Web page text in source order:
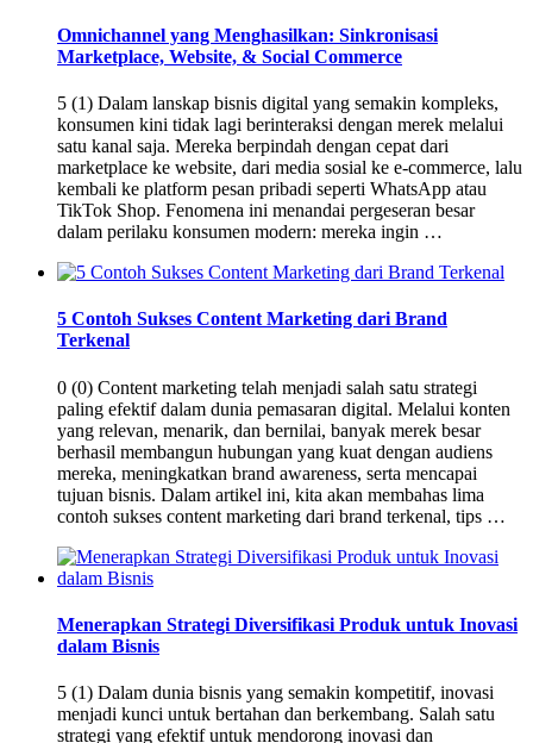
Omnichannel yang Menghasilkan: Sinkronisasi
Marketplace, Website, & Social Commerce
5 (1) Dalam lanskap bisnis digital yang semakin kompleks,
konsumen kini tidak lagi berinteraksi dengan merek melalui
satu kanal saja. Mereka berpindah dengan cepat dari
marketplace ke website, dari media sosial ke e-commerce, lalu
kembali ke platform pesan pribadi seperti WhatsApp atau
TikTok Shop. Fenomena ini menandai pergeseran besar
dalam perilaku konsumen modern: mereka ingin …
5 Contoh Sukses Content Marketing dari Brand
Terkenal
0 (0) Content marketing telah menjadi salah satu strategi
paling efektif dalam dunia pemasaran digital. Melalui konten
yang relevan, menarik, dan bernilai, banyak merek besar
berhasil membangun hubungan yang kuat dengan audiens
mereka, meningkatkan brand awareness, serta mencapai
tujuan bisnis. Dalam artikel ini, kita akan membahas lima
contoh sukses content marketing dari brand terkenal, tips …
Menerapkan Strategi Diversifikasi Produk untuk Inovasi
dalam Bisnis
5 (1) Dalam dunia bisnis yang semakin kompetitif, inovasi
menjadi kunci untuk bertahan dan berkembang. Salah satu
strategi yang efektif untuk mendorong inovasi dan